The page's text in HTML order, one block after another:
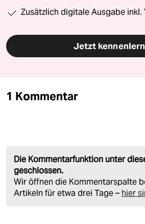
Zusätzlich digitale Ausgabe inkl.
Jetzt
1 Kommentar
Die Kommentarfunktion unter
geschlossen.
Wir öffnen die Kommentarspalte
Artikeln für etwa drei Tage – hier